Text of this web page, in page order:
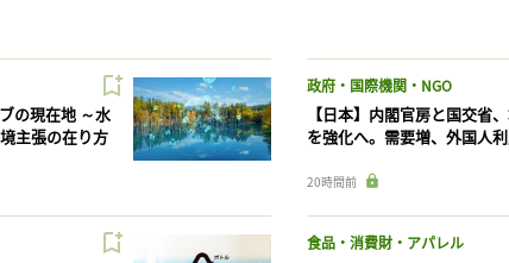
の現在地 ～水
主張の在り方
政府・国際機関・NGO
【日本】内閣官房と国交省
を強化へ。需要増、外国人
20時間前
食品・消費財・アパレル